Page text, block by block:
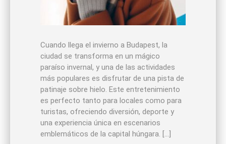
Cuando llega el invierno a Budapest, la
ciudad se transforma en un mágico
paraíso invernal, y una de las actividades
más populares es disfrutar de una pista de
patinaje sobre hielo. Este entretenimiento
es perfecto tanto para locales como para
turistas, ofreciendo diversión, deporte y
una experiencia única en escenarios
emblemáticos de la capital húngara. […]